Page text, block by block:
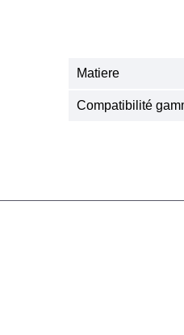
Matiere
Compatibilité